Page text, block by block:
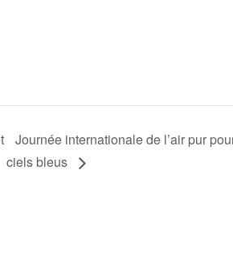
Journée internationale de l’air pur
ciels bleus